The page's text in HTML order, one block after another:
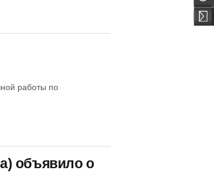
работы по
объявило о